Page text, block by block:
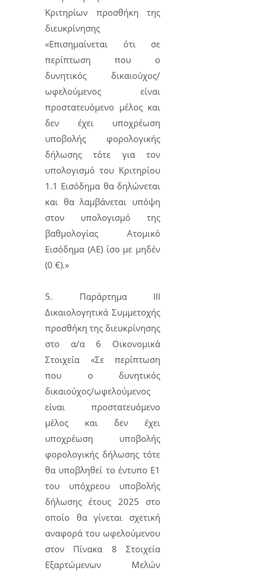
Κριτηρίων προσθήκη της
διευκρίνησης
«Επισημαίνεται ότι σε
περίπτωση που ο
δυνητικός δικαιούχος/
ωφελούμενος είναι
προστατευόμενο μέλος και
δεν έχει υποχρέωση
υποβολής φορολογικής
δήλωσης τότε για τον
υπολογισμό του Κριτηρίου
1.1 Εισόδημα θα δηλώνεται
και θα λαμβάνεται υπόψη
στον υπολογισμό της
βαθμολογίας Ατομικό
Εισόδημα (ΑΕ) ίσο με μηδέν
(0 €).»
5. Παράρτημα III
Δικαιολογητικά Συμμετοχής
προσθήκη της διευκρίνησης
στο α/α 6 Οικονομικά
Στοιχεία «Σε περίπτωση
που ο δυνητικός
δικαιούχος/ωφελούμενος
είναι προστατευόμενο
μέλος και δεν έχει
υποχρέωση υποβολής
φορολογικής δήλωσης τότε
θα υποβληθεί το έντυπο Ε1
του υπόχρεου υποβολής
δήλωσης έτους 2025 στο
οποίο θα γίνεται σχετική
αναφορά του ωφελούμενου
στον Πίνακα 8 Στοιχεία
Εξαρτώμενων Μελών